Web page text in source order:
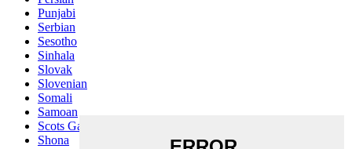
Punjabi
Serbian
Sesotho
Sinhala
Slovak
Slovenian
Somali
Samoan
Scots Gaelic
Shona